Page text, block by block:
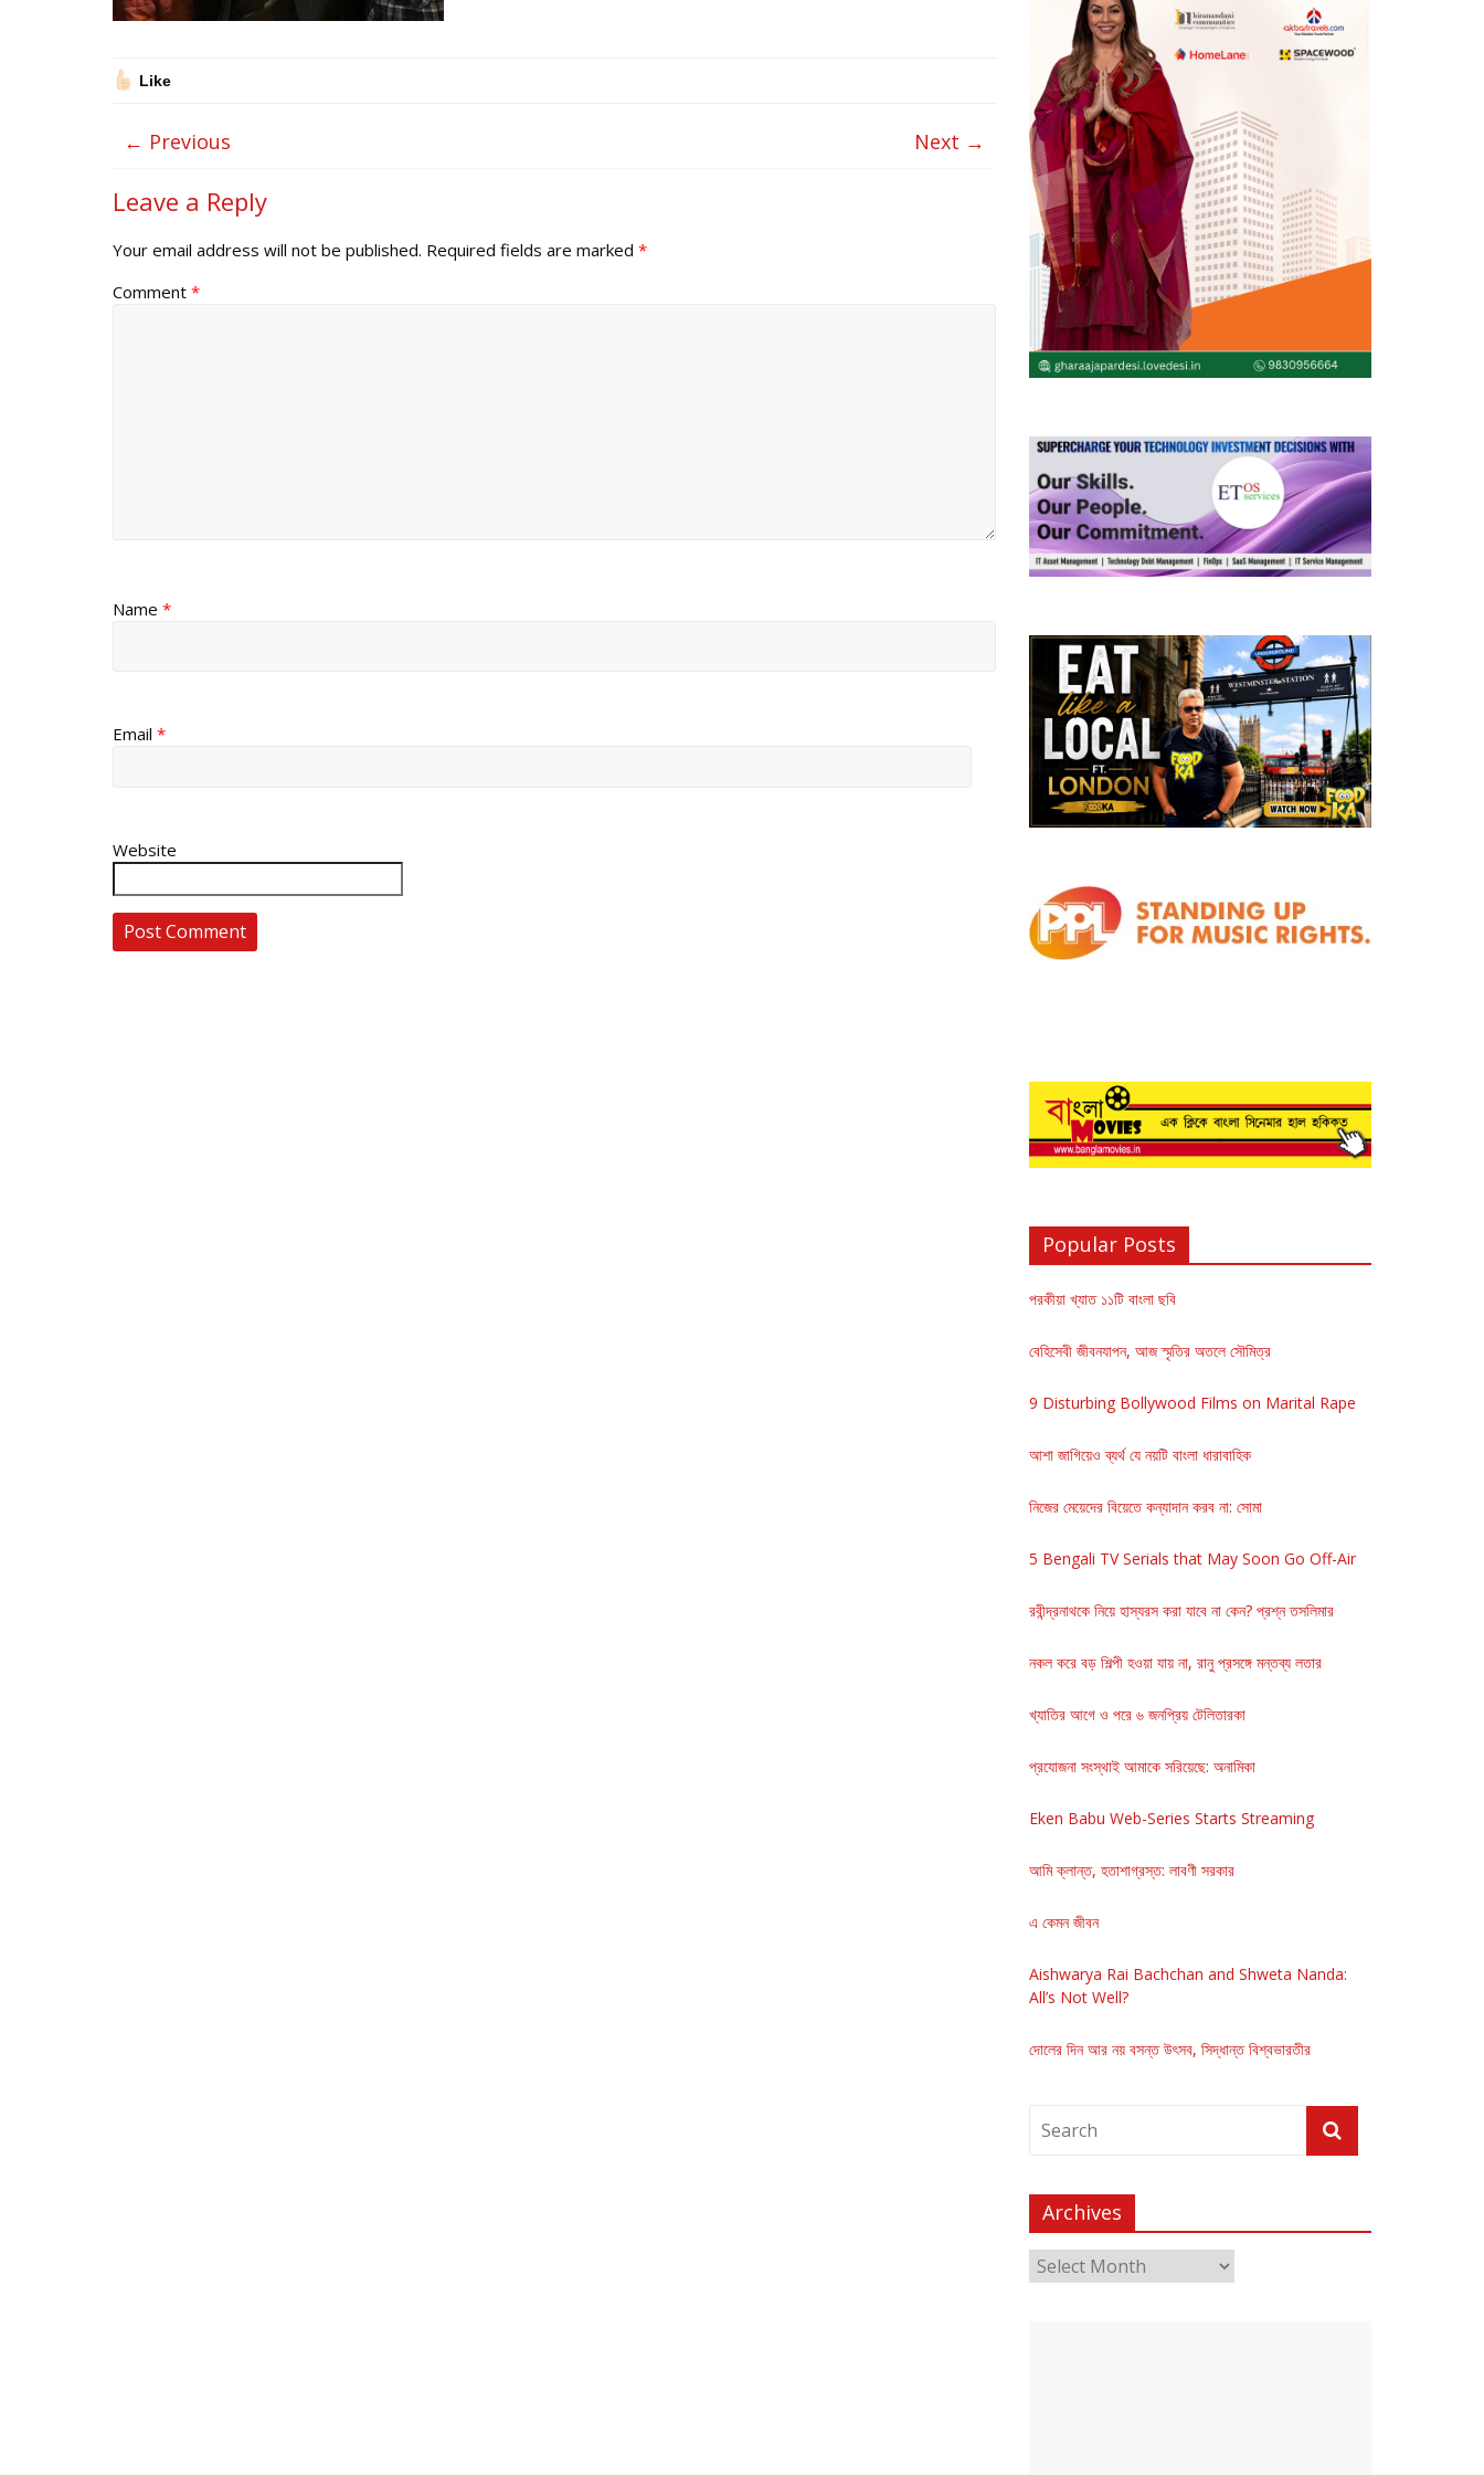
Like
← Previous Next →
Leave a Reply
Your email address will not be published. Required fields are marked *
Comment *
Name *
Email *
Website
Popular Posts
পরকীয়া খ্যাত ১১টি বাংলা ছবি
বেহিসেবী জীবনযাপন, আজ স্মৃতির অতলে সৌমিত্র
9 Disturbing Bollywood Films on Marital Rape
আশা জাগিয়েও ব্যর্থ যে নয়টি বাংলা ধারাবাহিক
নিজের মেয়েদের বিয়েতে কন্যাদান করব না: সোমা
5 Bengali TV Serials that May Soon Go Off-Air
রবীন্দ্রনাথকে নিয়ে হাস্যরস করা যাবে না কেন? প্রশ্ন তসলিমার
নকল করে বড় শিল্পী হওয়া যায় না, রানু প্রসঙ্গে মন্তব্য লতার
খ্যাতির আগে ও পরে ৬ জনপ্রিয় টেলিতারকা
প্রযোজনা সংস্থাই আমাকে সরিয়েছে: অনামিকা
Eken Babu Web-Series Starts Streaming
আমি ক্লান্ত, হতাশাগ্রস্ত: লাবণী সরকার
এ কেমন জীবন
Aishwarya Rai Bachchan and Shweta Nanda:
All’s Not Well?
দোলের দিন আর নয় বসন্ত উৎসব, সিদ্ধান্ত বিশ্বভারতীর
Archives